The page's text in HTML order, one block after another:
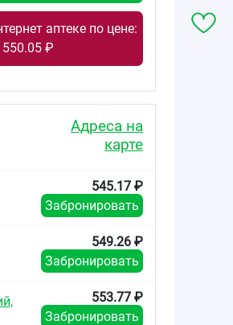
от721.09
Эмульгель гель
для наружного
применения 2%
туба 50г
Эмульгель гель
для наружного
аптеке по цене:
550.05 ₽
Адреса на
карте
545.17 ₽
Забронировать
549.26 ₽
Забронировать
553.77 ₽
Забронировать